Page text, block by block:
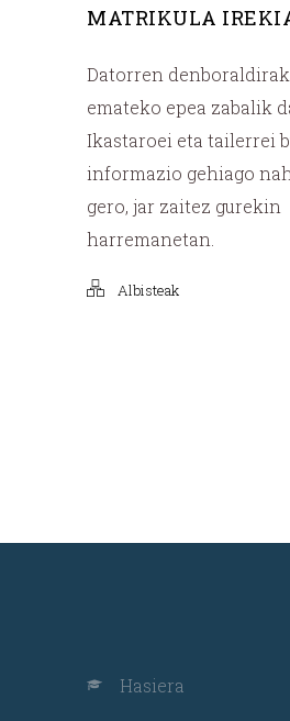
MATRIKULA
Datorren
emateko epea zabalik
Ikastaroei eta tailerrei
informazio gehiago
gero, jar zaitez gurekin
harremanetan.
Albisteak
Hasiera